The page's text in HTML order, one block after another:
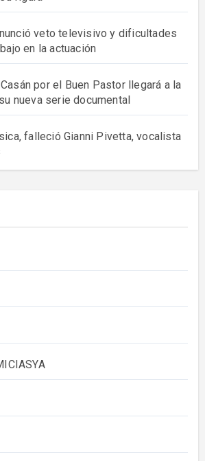
veto televisivo y dificultades
en la actuación
por el Buen Pastor llegará a la
nueva serie documental
falleció Gianni Pivetta, vocalista